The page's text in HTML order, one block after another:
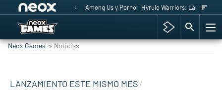
Among Us y Porno Hyrule Warriors: La Era del
Neox Games » Noticias
LANZAMIENTO ESTE MISMO MES